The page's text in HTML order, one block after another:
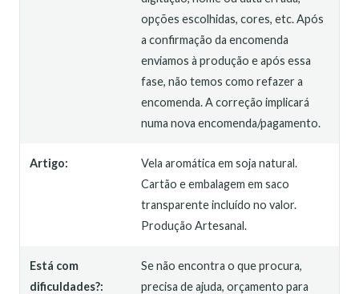
opções escolhidas, cores, etc. Após
a confirmação da encomenda
enviamos à produção e após essa
fase, não temos como refazer a
encomenda. A correção implicará
numa nova encomenda/pagamento.
Artigo:
Vela aromática em soja natural.
Cartão e embalagem em saco
transparente incluído no valor.
Produção Artesanal.
Está com
dificuldades?:
Se não encontra o que procura,
precisa de ajuda, orçamento para